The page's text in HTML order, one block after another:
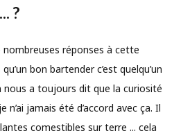
?
nombreuses réponses à cette
bon bartender c’est quelqu’un
nous a toujours dit que la curiosité
n’ai jamais été d’accord avec ça. Il
comestibles sur terre ... cela